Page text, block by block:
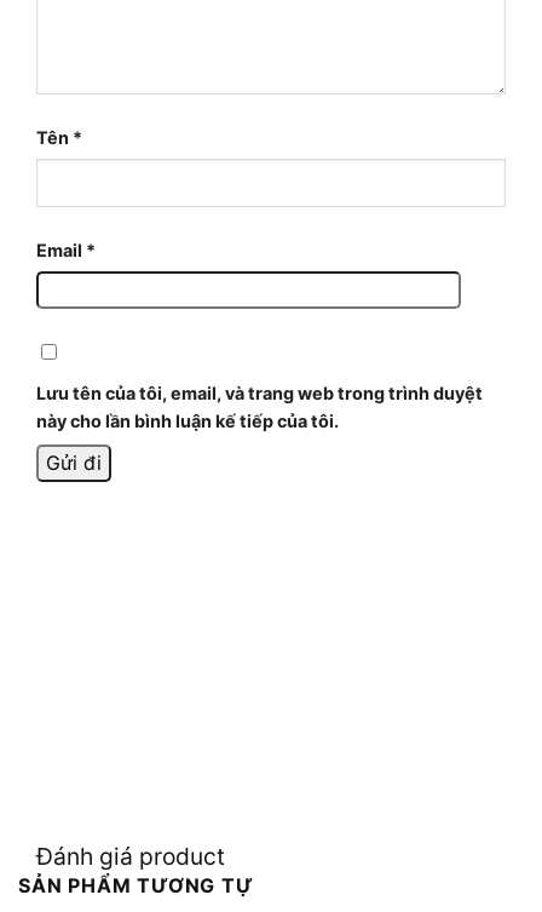
Tên *
Email *
Lưu tên của tôi, email, và trang web trong trình duyệt
này cho lần bình luận kế tiếp của tôi.
Đánh giá product
SẢN PHẨM TƯƠNG TỰ